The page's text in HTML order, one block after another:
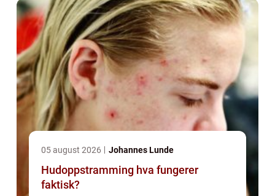
05 august 2026 Johannes Lunde
Hudoppstramming hva fungerer
faktisk?